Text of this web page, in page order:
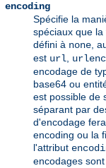
encoding
Spécifie la
spéciaux que
défini à none,
est url,
encodage de
base64 ou
est possible de
séparant par
d'encodage
encoding ou la
l'attribut
encodages